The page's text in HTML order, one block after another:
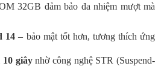
32GB đảm bảo đa nhiệm mượt mà
14 – bảo mật tốt hơn, tương thích ứng
10 giâynhờ công nghệ STR (Suspend-